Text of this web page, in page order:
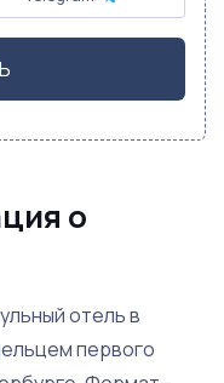
о
отель в
первого